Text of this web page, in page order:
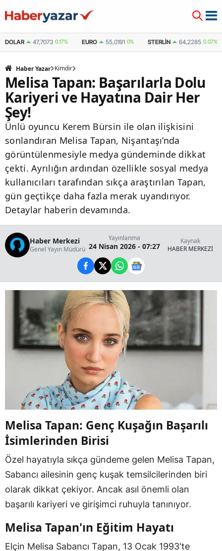
DOLAR 47,7073 0.17% EURO 55,0191 0% STERLIN 64,2285 0.07%
Haber Yazar Kimdir
Melisa Tapan: Başarılarla Dolu
Kariyeri ve Hayatına Dair Her
Şey!
Ünlü oyuncu Kerem Bürsin ile olan ilişkisini
sonlandıran Melisa Tapan, Nişantaşı’nda
görüntülenmesiyle medya gündeminde dikkat
çekti. Ayrılığın ardından özellikle sosyal medya
kullanıcıları tarafından sıkça araştırılan Tapan,
gün geçtikçe daha fazla merak uyandırıyor.
Detaylar haberin devamında.
Haber Merkezi
Genel Yayın Müdürü
Yayınlanma
24 Nisan 2026 - 07:27
Kaynak
HABER MERKEZİ
Melisa Tapan: Genç Kuşağın Başarılı
İsimlerinden Birisi
Özel hayatıyla sıkça gündeme gelen Melisa Tapan,
Sabancı ailesinin genç kuşak temsilcilerinden biri
olarak dikkat çekiyor. Ancak asıl önemli olan
başarılı kariyeri ve girişimci ruhuyla tanınıyor.
Melisa Tapan'ın Eğitim Hayatı
Elçin Melisa Sabancı Tapan, 13 Ocak 1993'te